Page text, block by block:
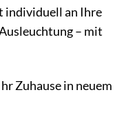
individuell an Ihre
– mit
Zuhause in neuem